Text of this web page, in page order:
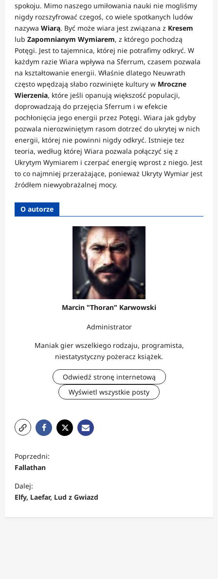
spokoju. Mimo naszego umiłowania nauki nie mogliśmy
nigdy rozszyfrować czegoś, co wiele spotkanych ludów
nazywa Wiarą. Być może wiara jest związana z Kresem
lub Zapomnianym Wymiarem, z którego pochodzą
Potęgi. Jest to tajemnica, której nie potrafimy odkryć. W
każdym razie Wiara wpływa na Sferrum, czasem pozwala
na kształtowanie energii. Właśnie dlatego Neuwrath
często wpędzają słabo rozwinięte kultury w Mroczne
Wierzenia, które jeśli opanują większość populacji,
doprowadzają do przejęcia Sferrum i w efekcie
pochłonięcia jego energii przez Potęgi. Wiara jak gdyby
pozwala nierozwiniętym rasom dotrzeć do ukrytej w nich
energii, której nie powinni nigdy odkryć. Istnieje tez
teoria, według której Wiara pozwala połączyć się z
Ukrytym Wymiarem i czerpać energię wprost z niego. Jest
to co najmniej przerażające, ponieważ Ukryty Wymiar jest
źródłem niewyobrażalnej mocy.
O autorze
Marcin "Thoran" Karwowski
Administrator
Maniak gier wszelkiego rodzaju, programista,
niestatystyczny pożeracz książek.
Odwiedź stronę internetową
Wyświetl wszystkie posty
o
b
a
Poprzedni:
Fallathan
Dalej:
Elfy, Laefar, Lud z Gwiazd